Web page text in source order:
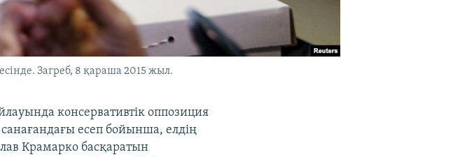
Загреб, 8 қараша 2015 жыл.
консервативтік оппозиция
есеп бойынша, елдің
Крамарко басқаратын